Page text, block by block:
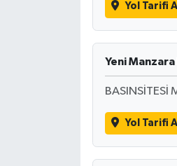
Yol Tarifi Al
Yeni
BASINSİTESİ
Yol Tarifi Al
HEDEF2020